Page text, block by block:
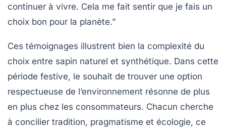
continuer à vivre. Cela me fait sentir que je fais un
choix bon pour la planète.”
Ces témoignages illustrent bien la complexité du
choix entre sapin naturel et synthétique. Dans cette
période festive, le souhait de trouver une option
respectueuse de l’environnement résonne de plus
en plus chez les consommateurs. Chacun cherche
à concilier tradition, pragmatisme et écologie, ce